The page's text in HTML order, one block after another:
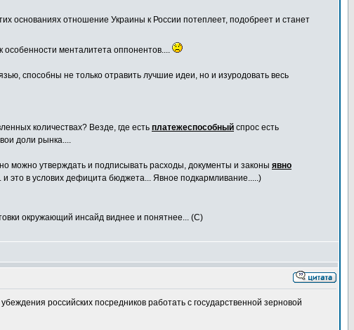
основаниях отношение Украины к России потеплеет, подобреет и станет
особенности менталитета оппонентов....
способны не только отравить лучшие идеи, но и изуродовать весь
количествах? Везде, где есть платежеспособный спрос есть
доли рынка....
можно утверждать и подписывать расходы, документы и законы явно
это в услових дефицита бюджета... Явное подкармливание.....)
окружающий инсайд виднее и понятнее... (С)
российских посредников работать с государственной зерновой